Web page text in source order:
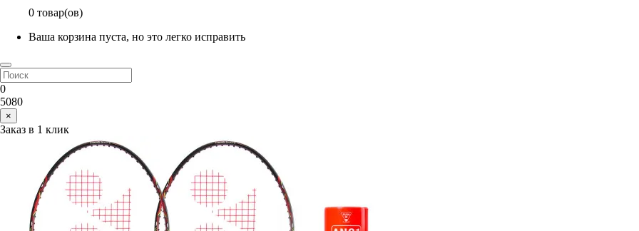
0 товар(ов)
Ваша корзина пуста, но это легко исправить
0
5080
×
Заказ в 1 клик